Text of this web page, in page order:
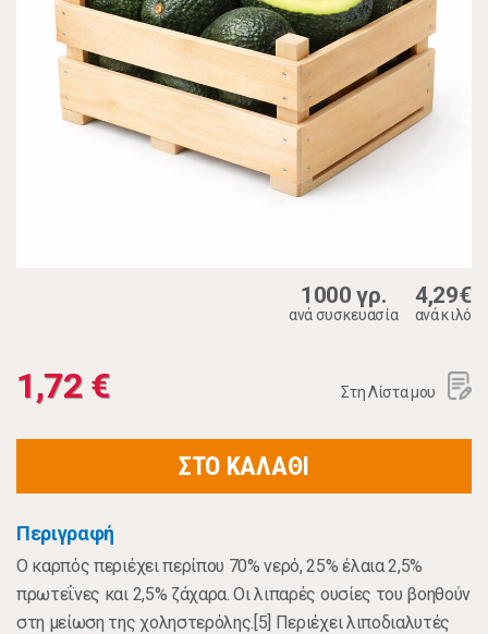
1000 γρ.
ανά συσκευασία
4,29€
ανά κιλό
1,72 € Στη Λίστα μου
ΣΤΟ ΚΑΛΑΘΙ
Περιγραφή
Ο καρπός περιέχει περίπου 70% νερό, 25% έλαια 2,5%
πρωτεΐνες και 2,5% ζάχαρα. Οι λιπαρές ουσίες του βοηθούν
στη μείωση της χοληστερόλης.[5] Περιέχει λιποδιαλυτές